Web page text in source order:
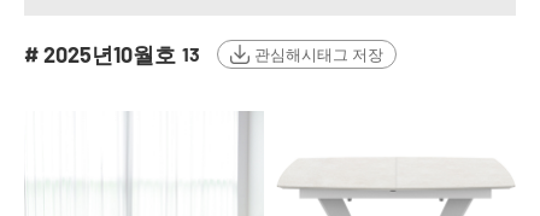
# 2025년10월호 13 관심해시태그 저장